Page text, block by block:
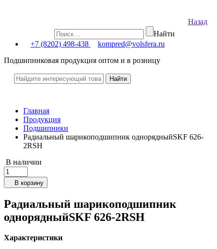
Назад
Найти
+7 (8202) 498-438
kompred@volsfera.ru
Подшипниковая продукция оптом и в розницу
Главная
Продукция
Подшипники
Радиальный шарикоподшипник однорядныйSKF 626-
2RSH
В наличии
В корзину
Радиальный шарикоподшипник
однорядныйSKF 626-2RSH
Характеристики